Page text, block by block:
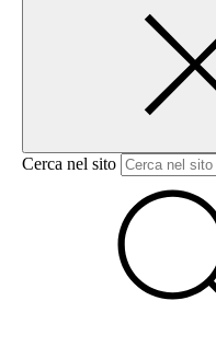
Cerca nel sito